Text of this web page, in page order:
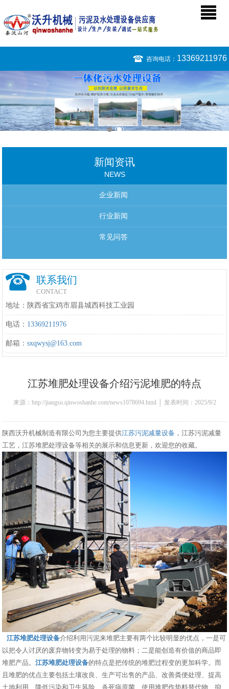
咨询电话： 13369211976
新闻资讯
NEWS
企业新闻
行业新闻
常见问答
联系我们
CONTACT
地址：陕西省宝鸡市眉县城西科技工业园
电话： 13369211976
邮箱：sxqwysj@163.com
江苏堆肥处理设备介绍污泥堆肥的特点
来源：http://jiangsu.qinwoshanhe.com/news1078694.html │ 发表时间：2025/9/2
陕西沃升机械制造有限公司为您主要提供江苏污泥减量设备 ，江苏污泥减量
工艺，江苏堆肥处理设备等相关的展示和信息更新，欢迎您的收藏。
江苏堆肥处理设备介绍利用污泥来堆肥主要有两个比较明显的优点，一是可
以把令人讨厌的废弃物转变为易于处理的物料；二是能创造有价值的商品即
堆肥产品。江苏堆肥处理设备的特点是把传统的堆肥过程变的更加科学。而
且堆肥的优点主要包括土壤改良、生产可出售的产品、改善粪便处理、提高
土地利用、降低污染和卫生风险、杀死病原菌、使用堆肥作垫料替代物、抑